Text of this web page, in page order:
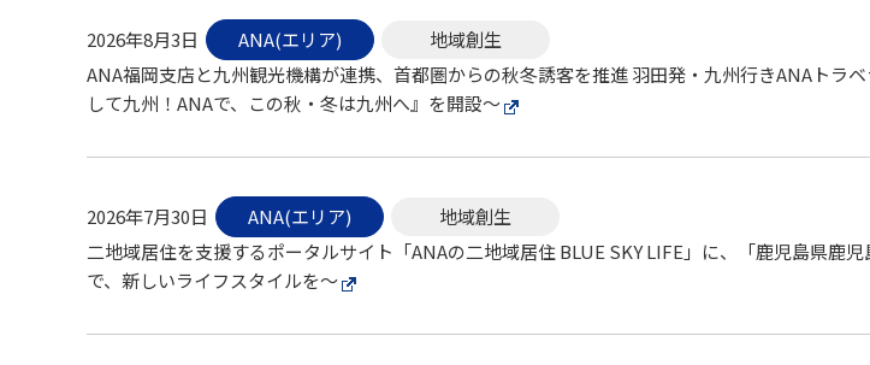
2026年8月3日 ANA(エリア)
地域創生
ANA福岡支店と九州観光機構が連携、首都圏からの秋冬誘客を推進 羽田発・九州行きANAトラ
して九州！ANAで、この秋・冬は九州へ』を開設～
2026年7月30日 ANA(エリア)
地域創生
二地域居住を支援するポータルサイト「ANAの二地域居住 BLUE SKY LIFE」に、「鹿児島県鹿
で、新しいライフスタイルを～